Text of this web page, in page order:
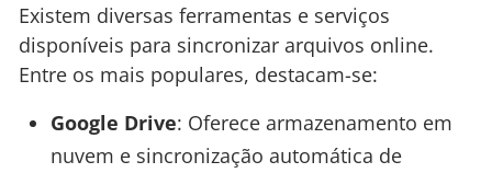
Existem diversas ferramentas e serviços
disponíveis para sincronizar arquivos online.
Entre os mais populares, destacam-se:
Google Drive: Oferece armazenamento em
nuvem e sincronização automática de